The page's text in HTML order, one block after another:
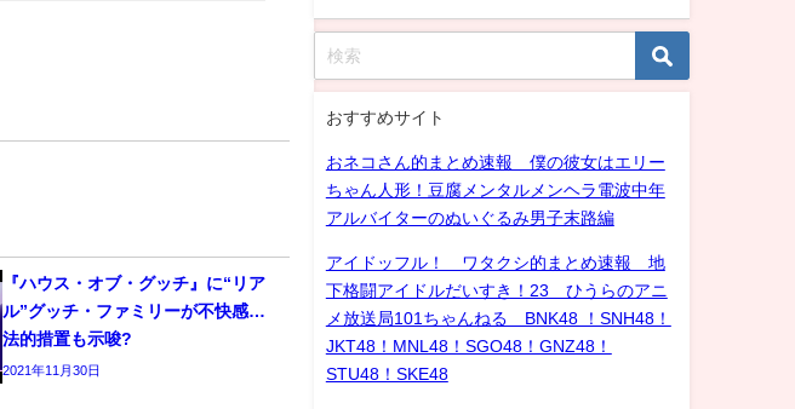
『ハウス・オブ・グッチ』に“リア
ル”グッチ・ファミリーが不快感…
法的措置も示唆?
2021年11月30日
おすすめサイト
おネコさん的まとめ速報 僕の彼女はエリー
ちゃん人形！豆腐メンタルメンヘラ電波中年
アルバイターのぬいぐるみ男子末路編
アイドッフル！ ワタクシ的まとめ速報 地
下格闘アイドルだいすき！23 ひうらのアニ
メ放送局101ちゃんねる BNK48 ！SNH48！
JKT48！MNL48！SGO48！GNZ48！
STU48！SKE48